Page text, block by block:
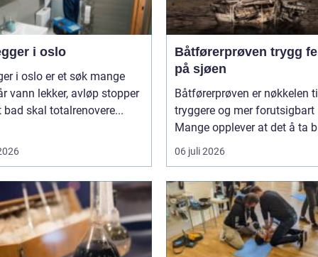
i oslo
i oslo er et søk mange
vann lekker, avløp stopper
bad skal totalrenovere...
Båtførerprøven trygg ferdsel
på sjøen
Båtførerprøven er nøkkelen
tryggere og mer forutsigbart
Mange opplever at det å ta
06 juli 2026